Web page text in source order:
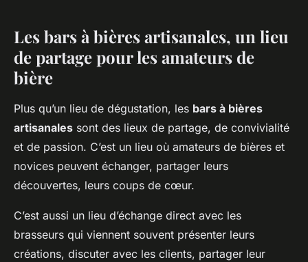
Les bars à bières artisanales, un lieu
de partage pour les amateurs de
bière
Plus qu’un lieu de dégustation, les bars à bières
artisanales sont des lieux de partage, de convivialité
et de passion. C’est un lieu où amateurs de bières et
novices peuvent échanger, partager leurs
découvertes, leurs coups de cœur.
C’est aussi un lieu d’échange direct avec les
brasseurs qui viennent souvent présenter leurs
créations, discuter avec les clients, partager leur